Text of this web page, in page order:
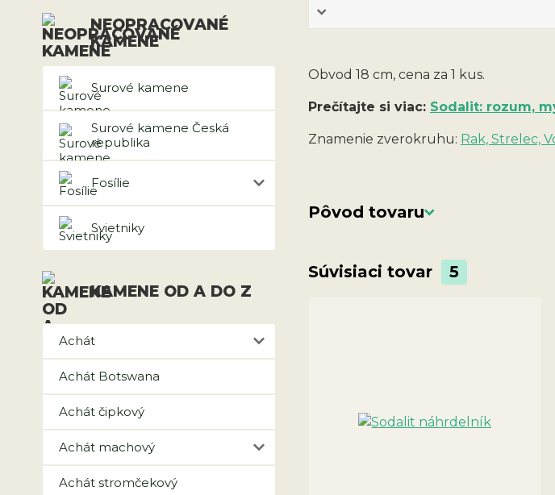
NEOPRACOVANÉ
KAMENE
Surové kamene
Surové kamene Česká
republika
Fosílie
Svietniky
KAMENE OD A DO Z
Achát
Achát Botswana
Achát čipkový
Achát machový
Achát stromčekový
Obvod 18 cm, cena za 1 kus.
Prečítajte si viac: Sodalit: rozum,
Znamenie zverokruhu: Rak, Strelec,
Pôvod tovaru
Súvisiaci tovar 5